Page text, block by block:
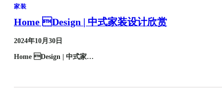
家装
Home Design | 中式家装设计欣赏
2024年10月30日
Home Design | 中式家…